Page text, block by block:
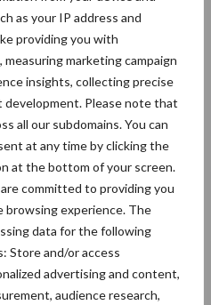
as your IP address and
providing you with
marketing campaign
insights, collecting precise
Please note that
all our subdomains. You can
at any time by clicking the
at the bottom of your screen.
committed to providing you
browsing experience. The
data for the following
Store and/or access
advertising and content,
audience research,
Nutrition
voetbaden, wat